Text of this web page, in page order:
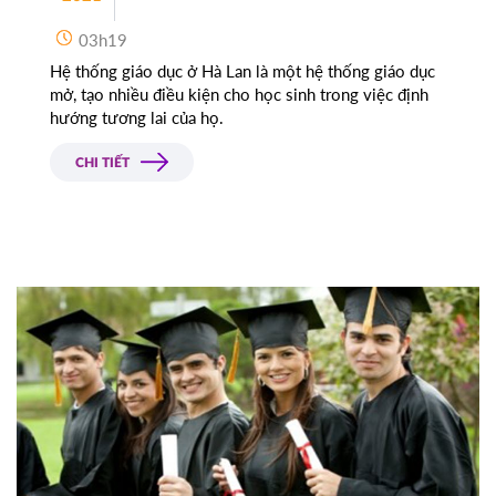
03h19
Hệ thống giáo dục ở Hà Lan là một hệ thống giáo dục
mở, tạo nhiều điều kiện cho học sinh trong việc định
hướng tương lai của họ.
CHI TIẾT